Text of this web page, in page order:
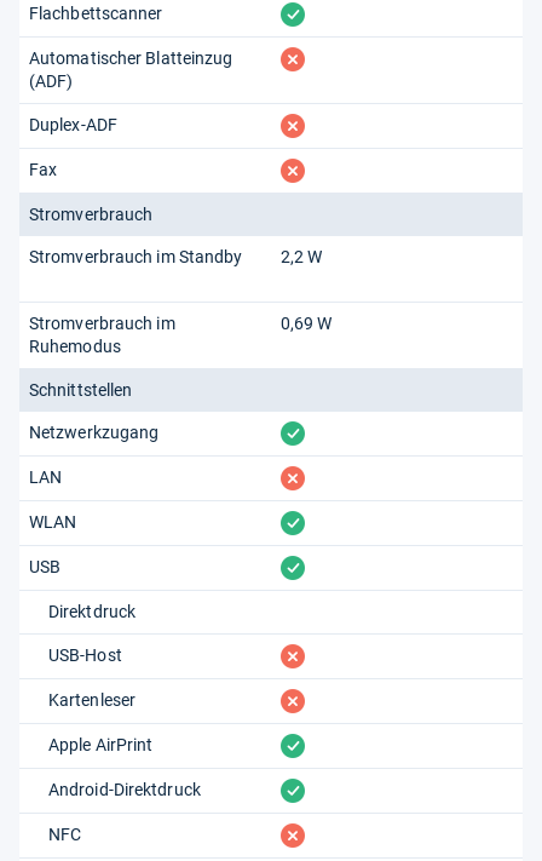
Flachbettscanner vorhanden
Automatischer Blatteinzug
(ADF)
fehlt
Duplex-ADF fehlt
Fax fehlt
Stromverbrauch
Stromverbrauch im Standby 2,2 W
Stromverbrauch im
Ruhemodus
0,69 W
Schnittstellen
Netzwerkzugang vorhanden
LAN fehlt
WLAN vorhanden
USB vorhanden
Direktdruck
USB-Host fehlt
Kartenleser fehlt
Apple AirPrint vorhanden
Android-Direktdruck vorhanden
NFC fehlt